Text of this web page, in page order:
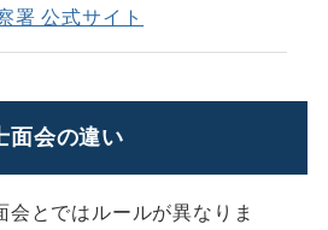
署 公式サイト
面会の違い
会とではルールが異なりま